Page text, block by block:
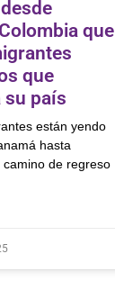
que
que
su país
están yendo
hasta
de regreso